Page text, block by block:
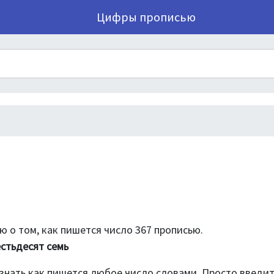
Цифры прописью
том, как пишется число 367 прописью.
семь